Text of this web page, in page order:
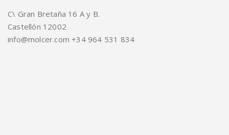
C\ Gran Bretaña 16 A y B.
Castellón 12002
info@molcer.com +34 964 531 834